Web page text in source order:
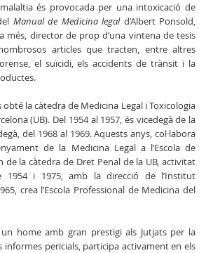
és provocada per una intoxicació de
Manual de Medicina legald’Albert Ponsold,
a més, director de prop d’una vintena de tesis
articles que tracten, entre altres
el suïcidi, els accidents de trànsit i la
obté la càtedra de Medicina Legal i Toxicologia
(UB). Del 1954 al 1957, és vicedegà de la
del 1968 al 1969. Aquests anys, col·labora
de la Medicina Legal a l’Escola de
de la càtedra de Dret Penal de la UB, activitat
1954 i 1975, amb la direcció de l’Institut
crea l’Escola Professional de Medicina del
un home amb gran prestigi als Jutjats per la
informes pericials, participa activament en els